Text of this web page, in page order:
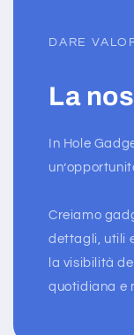
DARE
La
In Hole
Creiamo
dettagli, utili
la visibilità
quotidiana e